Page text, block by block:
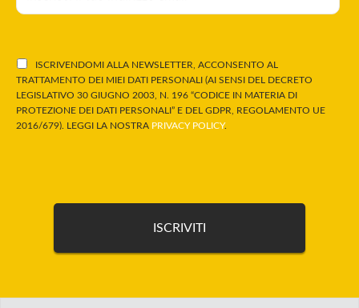
ISCRIVENDOMI ALLA NEWSLETTER, ACCONSENTO AL
TRATTAMENTO DEI MIEI DATI PERSONALI (AI SENSI DEL DECRETO
LEGISLATIVO 30 GIUGNO 2003, N. 196 “CODICE IN MATERIA DI
PROTEZIONE DEI DATI PERSONALI” E DEL GDPR, REGOLAMENTO UE
2016/679). LEGGI LA NOSTRA PRIVACY POLICY.